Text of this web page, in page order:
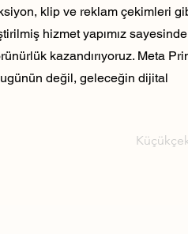
klip ve reklam çekimleri
hizmet yapımız
kazandırıyoruz. Meta
değil, geleceğin dijital